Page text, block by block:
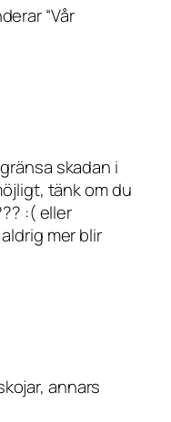
“Vår
skadan i
tänk om du
:( eller
mer blir
annars